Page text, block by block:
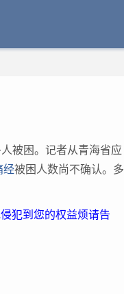
被困。记者从青海省应
经被困人数尚不确认。多
犯到您的权益烦请告